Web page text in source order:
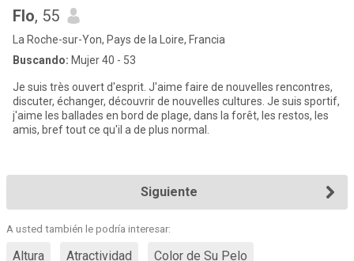
Flo, 55
La Roche-sur-Yon, Pays de la Loire, Francia
Buscando: Mujer 40 - 53
Je suis très ouvert d'esprit. J'aime faire de nouvelles rencontres,
discuter, échanger, découvrir de nouvelles cultures. Je suis sportif,
j'aime les ballades en bord de plage, dans la forêt, les restos, les
amis, bref tout ce qu'il a de plus normal.
Siguiente
A usted también le podría interesar:
Altura Atractividad Color de Su Pelo